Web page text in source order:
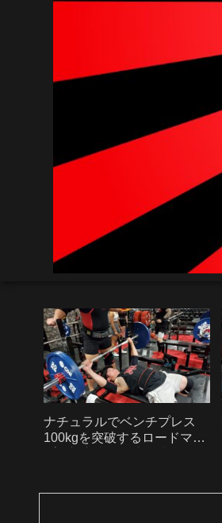
ナチュラルでベンチプレス
100kgを突破するロードマッ